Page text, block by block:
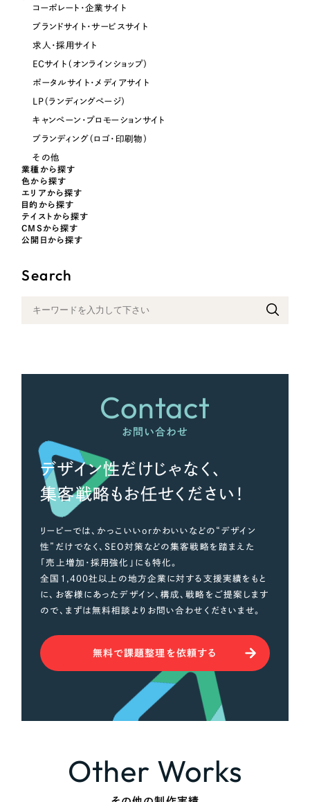
イエロー・黄色
グリーン・緑色
ブルー・青色
パープル・紫色
ピンク・桃色
コーポレート・企業サイト
ブランドサイト・サービスサイト
求人・採用サイト
ECサイト（オンラインショップ）
ポータルサイト・メディアサイト
LP（ランディングページ）
キャンペーン・プロモーションサイト
ブランディング（ロゴ・印刷物）
その他
業種から探す
色から探す
エリアから探す
目的から探す
テイストから探す
CMSから探す
公開日から探す
Search
Contact
お問い合わせ
デザイン性だけじゃなく、
集客戦略もお任せください！
リーピーでは、かっこいいorかわいいなどの“デザイン
性”だけでなく、SEO対策などの集客戦略を踏まえた
「売上増加・採用強化」にも特化。
全国1,400社以上の地方企業に対する支援実績をもと
に、お客様にあったデザイン、構成、戦略をご提案します
ので、まずは無料相談よりお問い合わせくださいませ。
無料で課題整理を依頼する
Other Works